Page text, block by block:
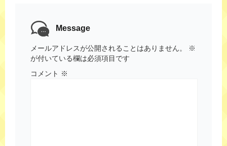
Message
メールアドレスが公開されることはありません。
※
が付いている欄は必須項目です
コメント ※